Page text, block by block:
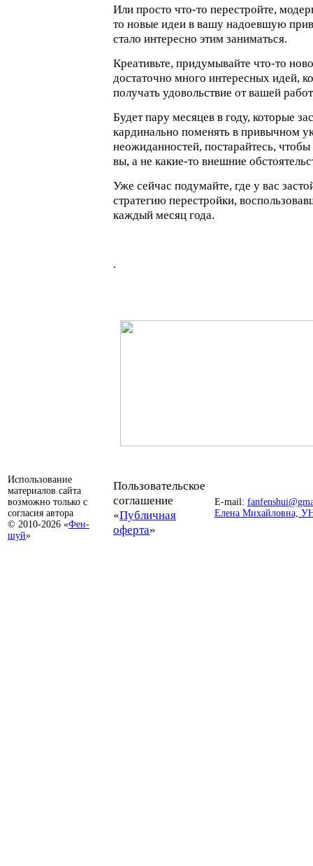
Или просто что-то перестройте,
то новые идеи в вашу надоевшую
стало интересно этим заниматься.
Креативьте, придумывайте что-то
достаточно много интересных идей,
получать удовольствие от вашей
Будет пару месяцев в году, которые
кардинально поменять в привычном
неожиданностей, постарайтесь,
вы, а не какие-то внешние
Уже сейчас подумайте, где у вас
стратегию перестройки,
каждый месяц года.
.
Использование
материалов сайта
возможно только с
согласия автора
© 2010-2026 «Фен-
шуй»
Пользовательское
соглашение
«Публичная
оферта»
E-mail:
Елена Михайловна,